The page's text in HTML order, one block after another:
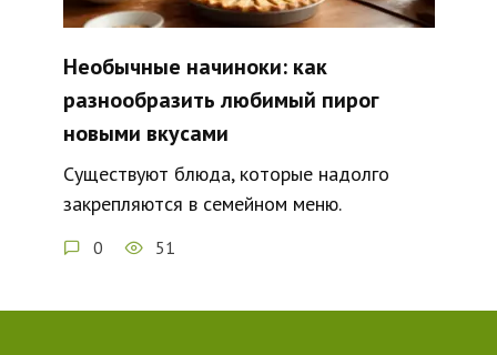
Необычные начиноки: как
разнообразить любимый пирог
новыми вкусами
Существуют блюда, которые надолго
закрепляются в семейном меню.
0 51